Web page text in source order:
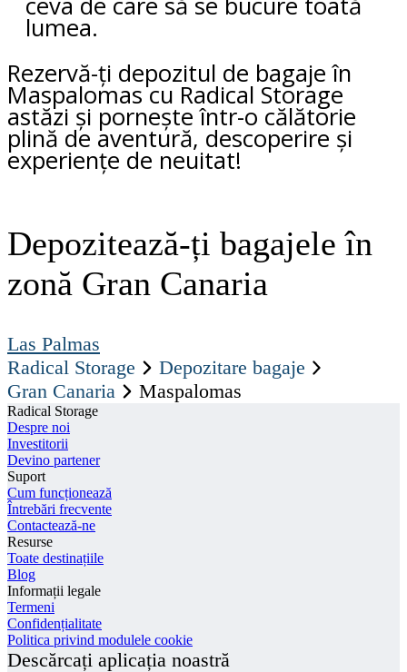
lumea.
Rezervă-ți depozitul de bagaje în
Maspalomas cu Radical Storage
astăzi și pornește într-o călătorie
plină de aventură, descoperire și
experiențe de neuitat!
Depozitează-ți bagajele în
zonă Gran Canaria
Las Palmas
Radical Storage
Depozitare bagaje
Gran Canaria
Maspalomas
Radical Storage
Despre noi
Investitorii
Devino partener
Suport
Cum funcționează
Întrebări frecvente
Contactează-ne
Resurse
Toate destinațiile
Blog
Informații legale
Termeni
Confidențialitate
Politica privind modulele cookie
Descărcați aplicația noastră